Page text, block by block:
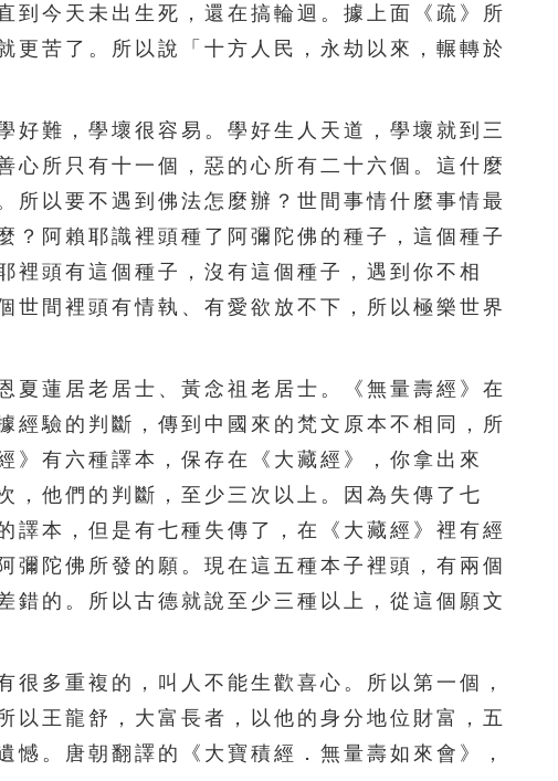
271 272 273 274 275
286 287 288 289 290
296 297 298 299 300
306 307 308 309 310
311 312 313 314 315
316 317 318 319 320
321 322 323 324 325
331 332 333 334 335
336 337 338 339 340
到今天未出生死，還在搞輪迴。據上面《疏》所
更苦了。所以說「十方人民，永劫以來，輾轉於
難，學壞很容易。學好生人天道，學壞就到三
心所只有十一個，惡的心所有二十六個。這什麼
所以要不遇到佛法怎麼辦？世間事情什麼事情最
？阿賴耶識裡頭種了阿彌陀佛的種子，這個種子
頭有這個種子，沒有這個種子，遇到你不相
世間裡頭有情執、有愛欲放不下，所以極樂世界
蓮居老居士、黃念祖老居士。《無量壽經》在
經驗的判斷，傳到中國來的梵文原本不相同，所
》有六種譯本，保存在《大藏經》，你拿出來
，他們的判斷，至少三次以上。因為失傳了七
譯本，但是有七種失傳了，在《大藏經》裡有經
陀佛所發的願。現在這五種本子裡頭，有兩個
錯的。所以古德就說至少三種以上，從這個願文
多重複的，叫人不能生歡喜心。所以第一個，
以王龍舒，大富長者，以他的身分地位財富，五
。唐朝翻譯的《大寶積經．無量壽如來會》，